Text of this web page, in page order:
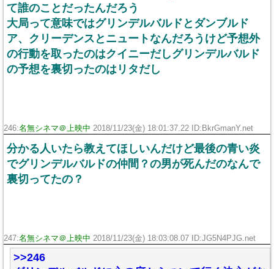
て誰のことだったんだろう
大局って意味ではグリンデルバルドとダンブルド
ア、クリーデンスとニュートなんだろうけど予想外
の行動を取ったのはクイニーだしグリンデルバルド
の予想を裏切ったのはリタだし
246:名無シネマ＠上映中 2018/11/23(金) 18:01:37.22 ID:BkrGmanY.net
分かる人いたら教えてほしいんだけど最後の青い炎
でグリンデルバルドの仲間？の男が死んだのなんで
裏切ってたの？
247:名無シネマ＠上映中 2018/11/23(金) 18:03:08.07 ID:JG5N4PJG.net
>>246